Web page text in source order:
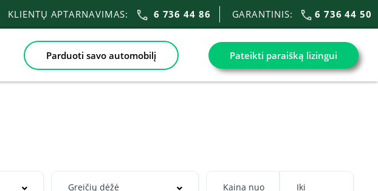
KLIENTŲ APTARNAVIMAS: 6 736 44 86 GARANTINIS: 6 736 44 50
Parduoti savo automobilį Pateikti paraišką lizingui